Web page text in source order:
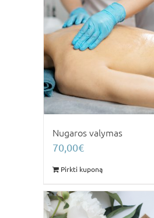
Nugaros valymas
70,00€
Pirkti kuponą